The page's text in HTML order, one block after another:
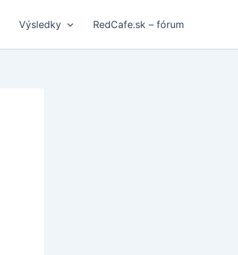
Výsledky RedCafe.sk – fórum